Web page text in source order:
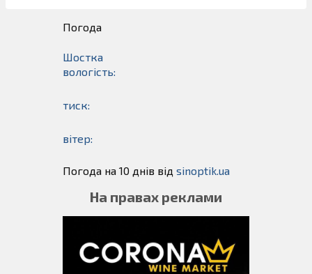
Погода
Шостка
вологість:
тиск:
вітер:
Погода на 10 днів від sinoptik.ua
На правах реклами